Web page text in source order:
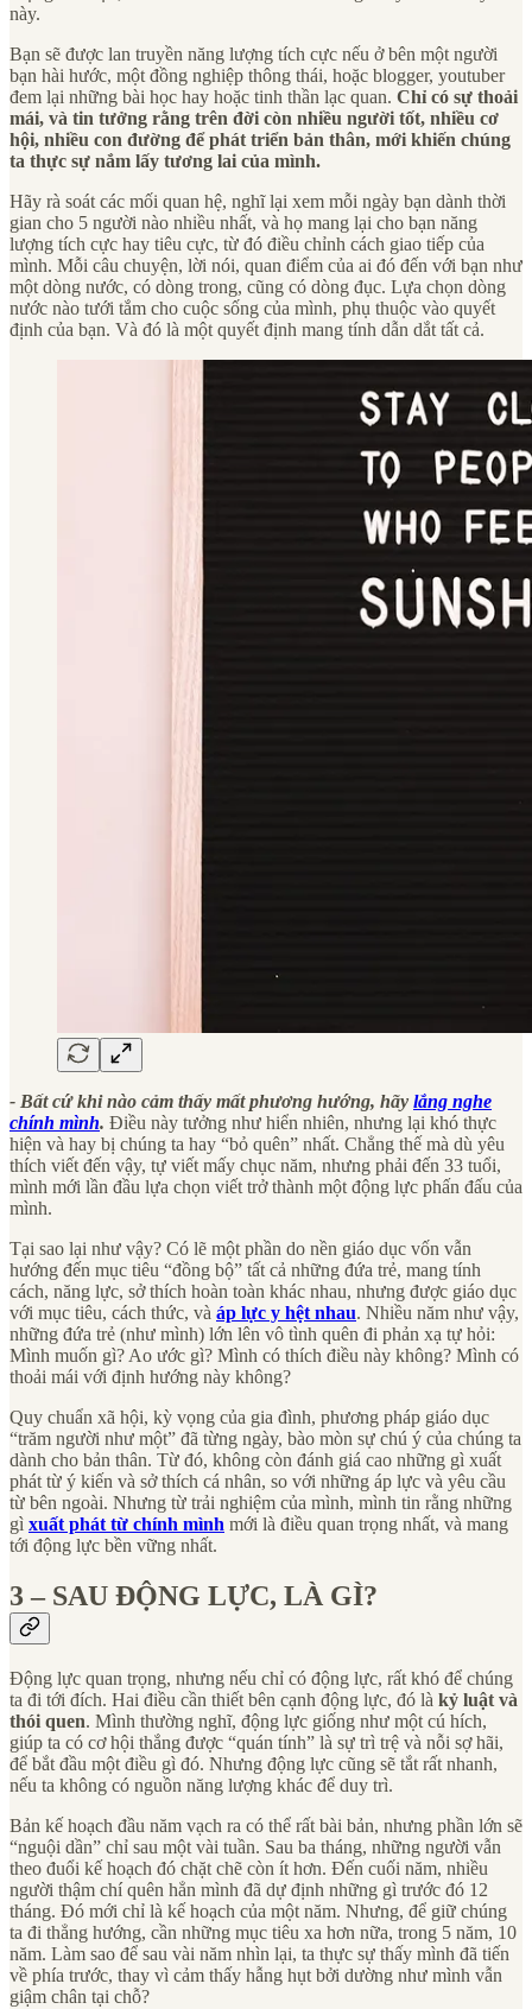
này.
Bạn sẽ được lan truyền năng lượng tích cực nếu ở bên một người
bạn hài hước, một đồng nghiệp thông thái, hoặc blogger, youtuber
đem lại những bài học hay hoặc tinh thần lạc quan. Chỉ có sự thoải
mái, và tin tưởng rằng trên đời còn nhiều người tốt, nhiều cơ
hội, nhiều con đường để phát triển bản thân, mới khiến chúng
ta thực sự nắm lấy tương lai của mình.
Hãy rà soát các mối quan hệ, nghĩ lại xem mỗi ngày bạn dành thời
gian cho 5 người nào nhiều nhất, và họ mang lại cho bạn năng
lượng tích cực hay tiêu cực, từ đó điều chỉnh cách giao tiếp của
mình. Mỗi câu chuyện, lời nói, quan điểm của ai đó đến với bạn như
một dòng nước, có dòng trong, cũng có dòng đục. Lựa chọn dòng
nước nào tưới tắm cho cuộc sống của mình, phụ thuộc vào quyết
định của bạn. Và đó là một quyết định mang tính dẫn dắt tất cả.
- Bất cứ khi nào cảm thấy mất phương hướng, hãy lắng nghe
chính mình. Điều này tưởng như hiển nhiên, nhưng lại khó thực
hiện và hay bị chúng ta hay “bỏ quên” nhất. Chẳng thế mà dù yêu
thích viết đến vậy, tự viết mấy chục năm, nhưng phải đến 33 tuổi,
mình mới lần đầu lựa chọn viết trở thành một động lực phấn đấu của
mình.
Tại sao lại như vậy? Có lẽ một phần do nền giáo dục vốn vẫn
hướng đến mục tiêu “đồng bộ” tất cả những đứa trẻ, mang tính
cách, năng lực, sở thích hoàn toàn khác nhau, nhưng được giáo dục
với mục tiêu, cách thức, và áp lực y hệt nhau. Nhiều năm như vậy,
những đứa trẻ (như mình) lớn lên vô tình quên đi phản xạ tự hỏi:
Mình muốn gì? Ao ước gì? Mình có thích điều này không? Mình có
thoải mái với định hướng này không?
Quy chuẩn xã hội, kỳ vọng của gia đình, phương pháp giáo dục
“trăm người như một” đã từng ngày, bào mòn sự chú ý của chúng ta
dành cho bản thân. Từ đó, không còn đánh giá cao những gì xuất
phát từ ý kiến và sở thích cá nhân, so với những áp lực và yêu cầu
từ bên ngoài. Nhưng từ trải nghiệm của mình, mình tin rằng những
gì xuất phát từ chính mình mới là điều quan trọng nhất, và mang
tới động lực bền vững nhất.
3 – SAU ĐỘNG LỰC, LÀ GÌ?
Động lực quan trọng, nhưng nếu chỉ có động lực, rất khó để chúng
ta đi tới đích. Hai điều cần thiết bên cạnh động lực, đó là kỷ luật và
thói quen. Mình thường nghĩ, động lực giống như một cú hích,
giúp ta có cơ hội thắng được “quán tính” là sự trì trệ và nỗi sợ hãi,
để bắt đầu một điều gì đó. Nhưng động lực cũng sẽ tắt rất nhanh,
nếu ta không có nguồn năng lượng khác để duy trì.
Bản kế hoạch đầu năm vạch ra có thể rất bài bản, nhưng phần lớn sẽ
“nguội dần” chỉ sau một vài tuần. Sau ba tháng, những người vẫn
theo đuổi kế hoạch đó chặt chẽ còn ít hơn. Đến cuối năm, nhiều
người thậm chí quên hẳn mình đã dự định những gì trước đó 12
tháng. Đó mới chỉ là kế hoạch của một năm. Nhưng, để giữ chúng
ta đi thẳng hướng, cần những mục tiêu xa hơn nữa, trong 5 năm, 10
năm. Làm sao để sau vài năm nhìn lại, ta thực sự thấy mình đã tiến
về phía trước, thay vì cảm thấy hẫng hụt bởi dường như mình vẫn
giậm chân tại chỗ?